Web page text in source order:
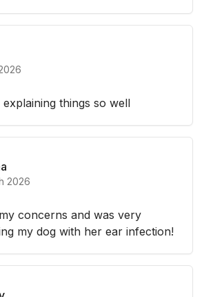
things so well
2026
concerns and was very
my dog with her ear infection!